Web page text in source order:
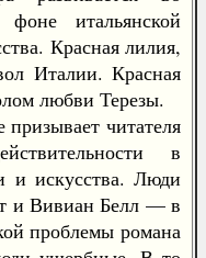
итальянской
Красная лилия,
Италии. Красная
любви Терезы.
читателя
в
и искусства. Люди
и Вивиан Белл — в
проблемы романа